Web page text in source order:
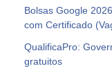
Bolsas Google
com Certificado
QualificaPro:
gratuitos